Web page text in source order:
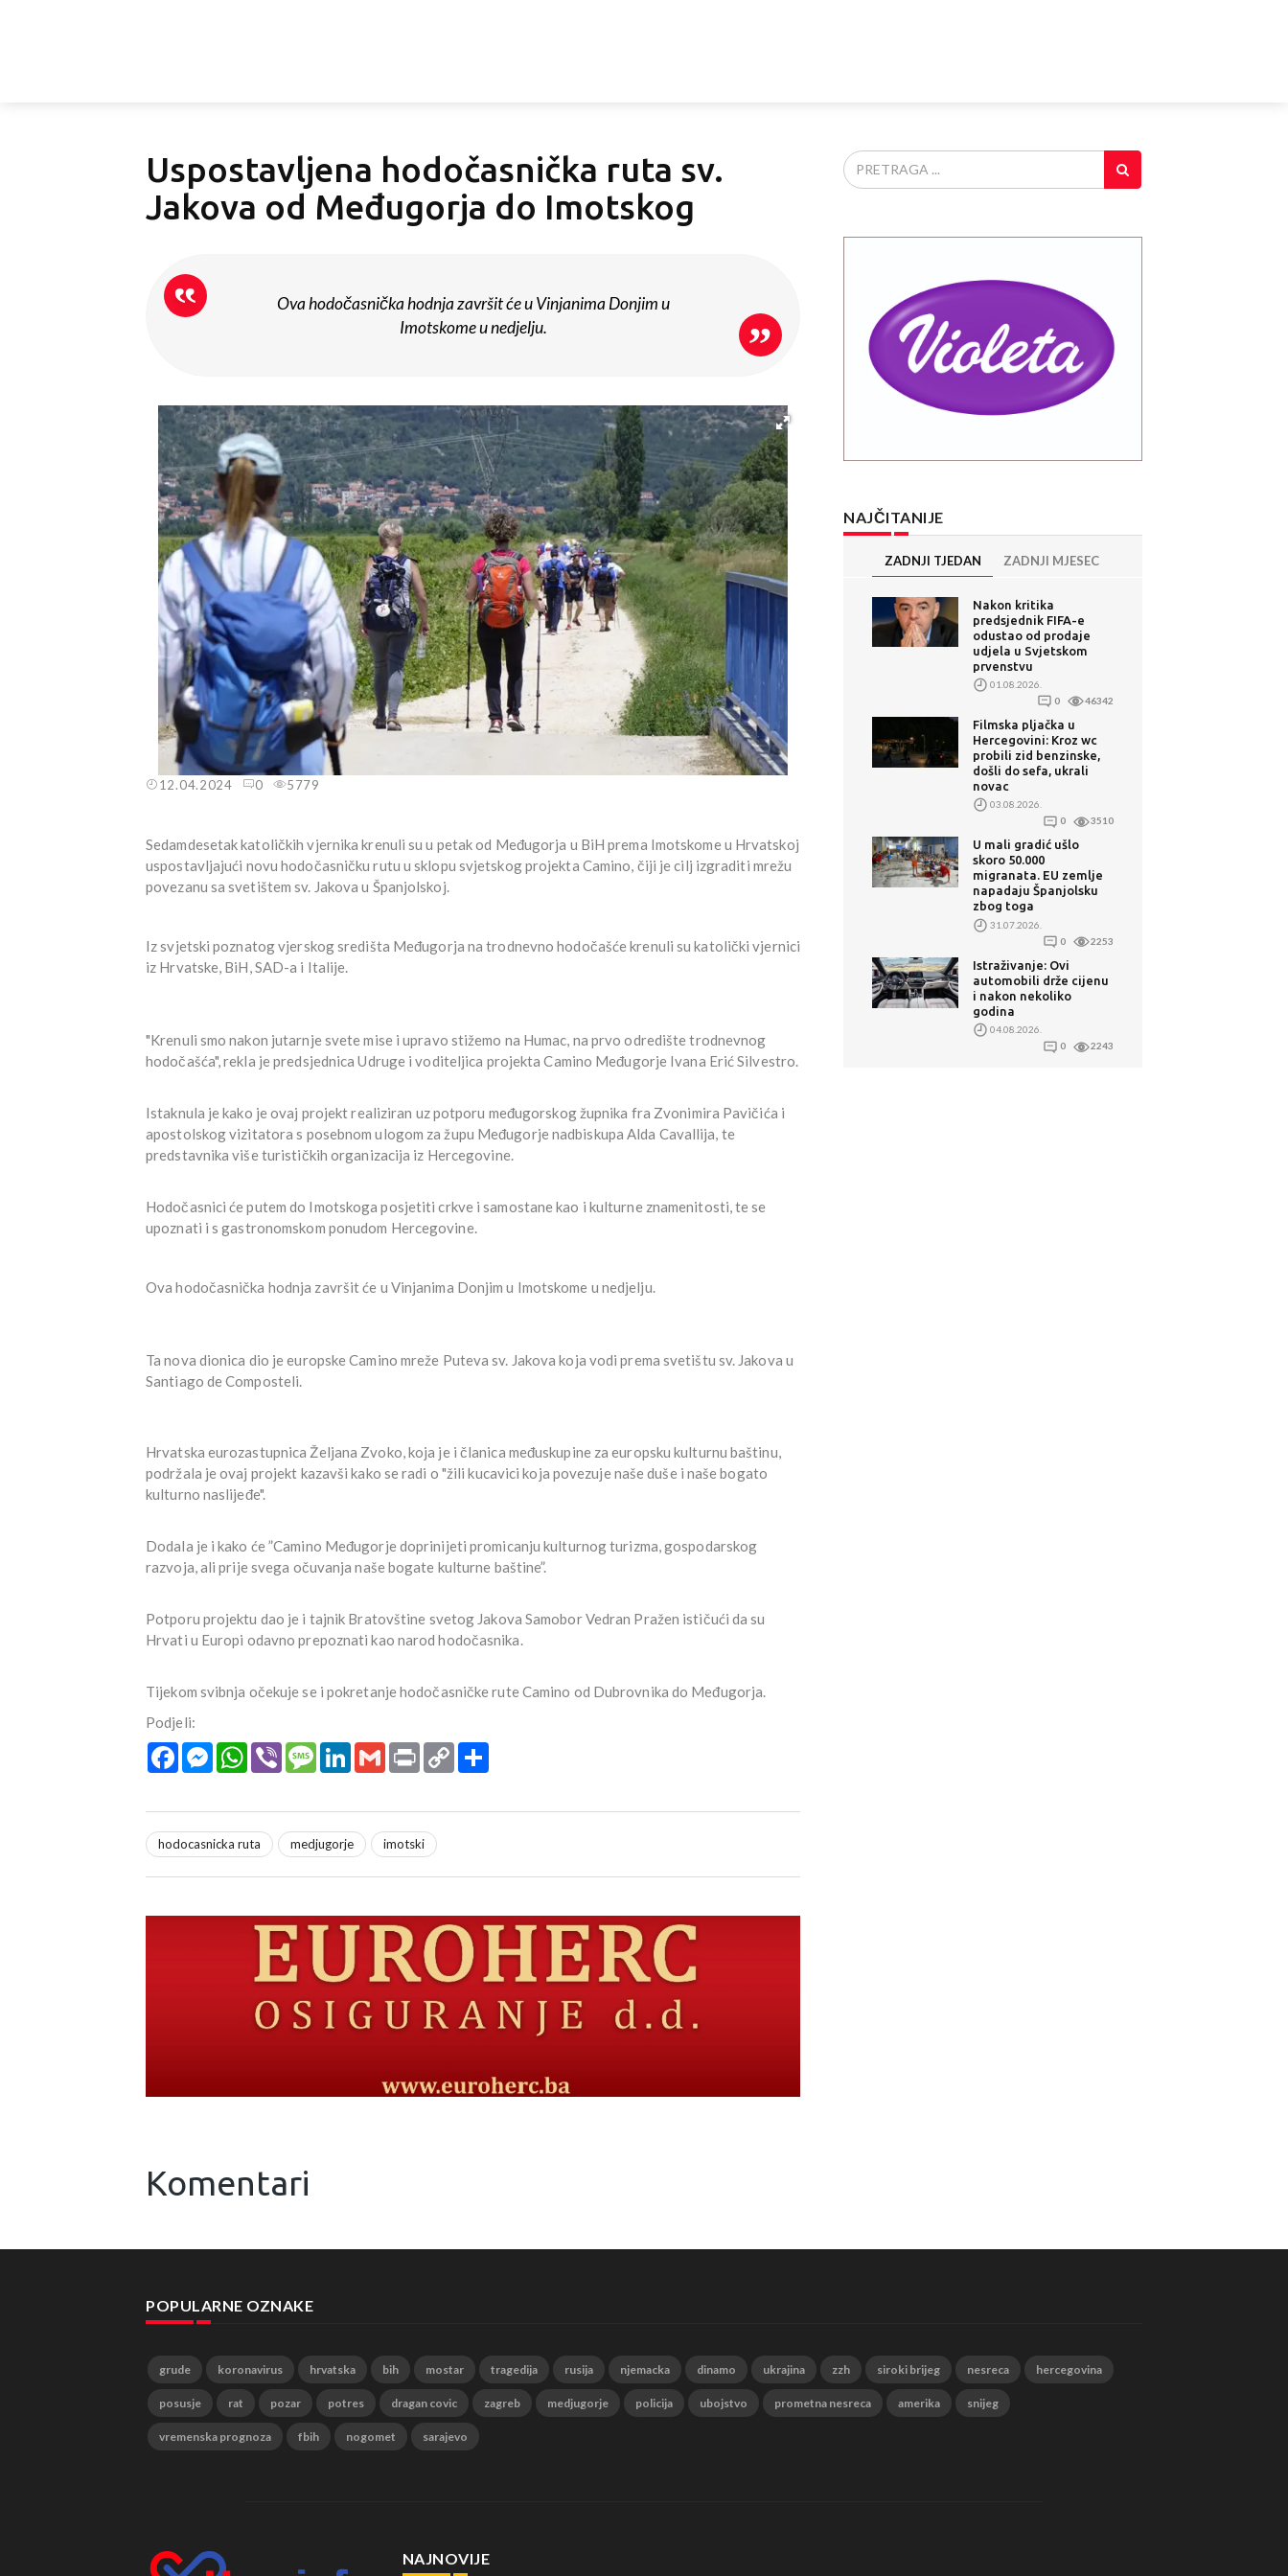
Uspostavljena hodočasnička ruta sv.
Jakova od Međugorja do Imotskog
Ova hodočasnička hodnja završit će u Vinjanima Donjim u
Imotskome u nedjelju.
12.04.2024 0 5779
Sedamdesetak katoličkih vjernika krenuli su u petak od Međugorja u BiH prema Imotskome u Hrvatskoj
uspostavljajući novu hodočasničku rutu u sklopu svjetskog projekta Camino, čiji je cilj izgraditi mrežu
povezanu sa svetištem sv. Jakova u Španjolskoj.
Iz svjetski poznatog vjerskog središta Međugorja na trodnevno hodočašće krenuli su katolički vjernici
iz Hrvatske, BiH, SAD-a i Italije.
"Krenuli smo nakon jutarnje svete mise i upravo stižemo na Humac, na prvo odredište trodnevnog
hodočašća", rekla je predsjednica Udruge i voditeljica projekta Camino Međugorje Ivana Erić Silvestro.
Istaknula je kako je ovaj projekt realiziran uz potporu međugorskog župnika fra Zvonimira Pavičića i
apostolskog vizitatora s posebnom ulogom za župu Međugorje nadbiskupa Alda Cavallija, te
predstavnika više turističkih organizacija iz Hercegovine.
Hodočasnici će putem do Imotskoga posjetiti crkve i samostane kao i kulturne znamenitosti, te se
upoznati i s gastronomskom ponudom Hercegovine.
Ova hodočasnička hodnja završit će u Vinjanima Donjim u Imotskome u nedjelju.
Ta nova dionica dio je europske Camino mreže Puteva sv. Jakova koja vodi prema svetištu sv. Jakova u
Santiago de Composteli.
Hrvatska eurozastupnica Željana Zvoko, koja je i članica međuskupine za europsku kulturnu baštinu,
podržala je ovaj projekt kazavši kako se radi o "žili kucavici koja povezuje naše duše i naše bogato
kulturno naslijeđe".
Dodala je i kako će ”Camino Međugorje doprinijeti promicanju kulturnog turizma, gospodarskog
razvoja, ali prije svega očuvanja naše bogate kulturne baštine”.
Potporu projektu dao je i tajnik Bratovštine svetog Jakova Samobor Vedran Pražen ističući da su
Hrvati u Europi odavno prepoznati kao narod hodočasnika.
Tijekom svibnja očekuje se i pokretanje hodočasničke rute Camino od Dubrovnika do Međugorja.
Podjeli:
FacebookMessengerWhatsApp
Viber MessageLinkedInGmail Print Copy
Link
hodocasnicka ruta medjugorje imotski
Komentari
NAJČITANIJE
ZADNJI TJEDAN ZADNJI MJESEC
Nakon kritika
predsjednik FIFA-e
odustao od prodaje
udjela u Svjetskom
prvenstvu
01.08.2026.
0
46342
Filmska pljačka u
Hercegovini: Kroz wc
probili zid benzinske,
došli do sefa, ukrali
novac
03.08.2026.
0
3510
U mali gradić ušlo
skoro 50.000
migranata. EU zemlje
napadaju Španjolsku
zbog toga
31.07.2026.
0
2253
Istraživanje: Ovi
automobili drže cijenu
i nakon nekoliko
godina
04.08.2026.
0
2243
POPULARNE OZNAKE
grude koronavirus hrvatska bih mostar tragedija rusija njemacka dinamo ukrajina zzh siroki brijeg nesreca hercegovina
posusje rat pozar potres dragan covic zagreb medjugorje policija ubojstvo prometna nesreca amerika snijeg
vremenska prognoza fbih nogomet sarajevo
NAJNOVIJE